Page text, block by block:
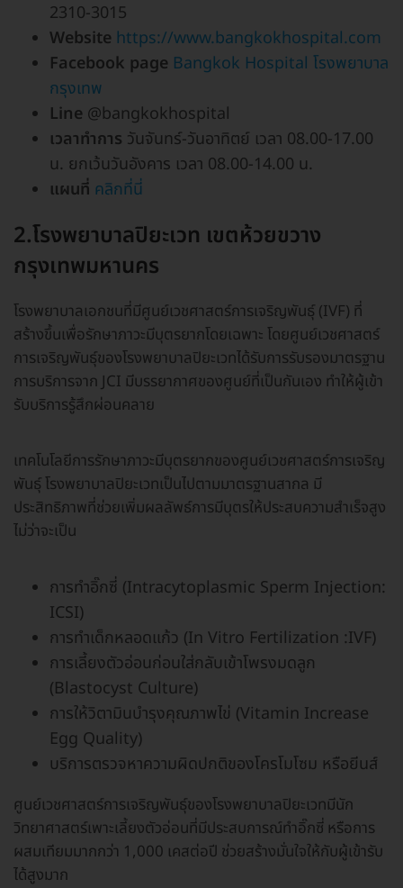
2310-3015
Website https://www.bangkokhospital.com
Facebook page Bangkok Hospital โรงพยาบาล
กรุงเทพ
Line @bangkokhospital
เวลาทำการ วันจันทร์-วันอาทิตย์ เวลา 08.00-17.00
น. ยกเว้นวันอังคาร เวลา 08.00-14.00 น.
แผนที่ คลิกที่นี่
2.โรงพยาบาลปิยะเวท เขตห้วยขวาง
กรุงเทพมหานคร
โรงพยาบาลเอกชนที่มีศูนย์เวชศาสตร์การเจริญพันธุ์ (IVF) ที่
สร้างขึ้นเพื่อรักษาภาวะมีบุตรยากโดยเฉพาะ โดยศูนย์เวชศาสตร์
การเจริญพันธุ์ของโรงพยาบาลปิยะเวทได้รับการรับรองมาตรฐาน
การบริการจาก JCI มีบรรยากาศของศูนย์ที่เป็นกันเอง ทำให้ผู้เข้า
รับบริการรู้สึกผ่อนคลาย
เทคโนโลยีการรักษาภาวะมีบุตรยากของศูนย์เวชศาสตร์การเจริญ
พันธุ์ โรงพยาบาลปิยะเวทเป็นไปตามมาตรฐานสากล มี
ประสิทธิภาพที่ช่วยเพิ่มผลลัพธ์การมีบุตรให้ประสบความสำเร็จสูง
ไม่ว่าจะเป็น
การทำอิ๊กซี่ (Intracytoplasmic Sperm Injection:
ICSI)
การทำเด็กหลอดแก้ว (In Vitro Fertilization :IVF)
การเลี้ยงตัวอ่อนก่อนใส่กลับเข้าโพรงมดลูก
(Blastocyst Culture)
การให้วิตามินบำรุงคุณภาพไข่ (Vitamin Increase
Egg Quality)
บริการตรวจหาความผิดปกติของโครโมโซม หรือยีนส์
ศูนย์เวชศาสตร์การเจริญพันธุ์ของโรงพยาบาลปิยะเวทมีนัก
วิทยาศาสตร์เพาะเลี้ยงตัวอ่อนที่มีประสบการณ์ทำอิ๊กซี่ หรือการ
ผสมเทียมมากกว่า 1,000 เคสต่อปี ช่วยสร้างมั่นใจให้กับผู้เข้ารับ
ได้สูงมาก